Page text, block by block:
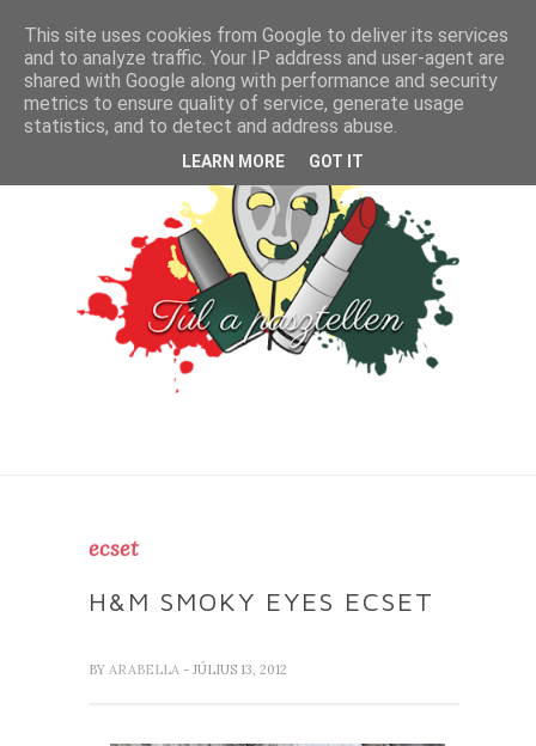
ecset
H&M SMOKY EYES ECSET
BY ARABELLA - JÚLIUS 13, 2012
This site uses cookies from Google to deliver its services
and to analyze traffic. Your IP address and user-agent are
shared with Google along with performance and security
metrics to ensure quality of service, generate usage
statistics, and to detect and address abuse.
LEARN MORE GOT IT